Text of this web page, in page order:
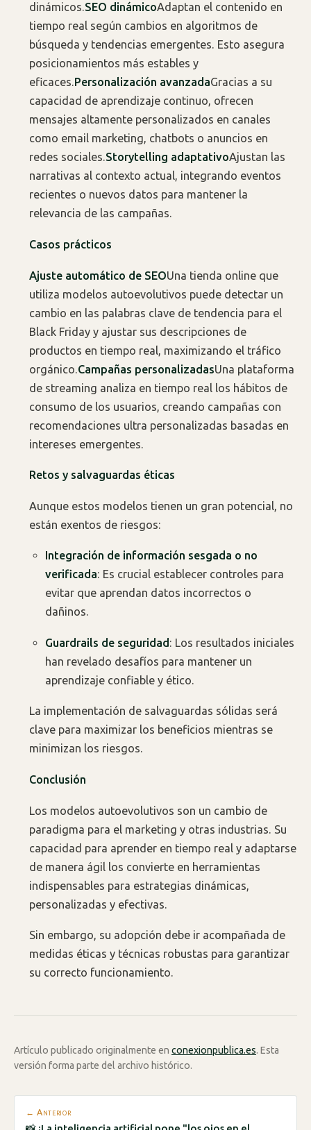
dinámicos.SEO dinámicoAdaptan el contenido en
tiempo real según cambios en algoritmos de
búsqueda y tendencias emergentes. Esto asegura
posicionamientos más estables y
eficaces.Personalización avanzadaGracias a su
capacidad de aprendizaje continuo, ofrecen
mensajes altamente personalizados en canales
como email marketing, chatbots o anuncios en
redes sociales.Storytelling adaptativoAjustan las
narrativas al contexto actual, integrando eventos
recientes o nuevos datos para mantener la
relevancia de las campañas.
Casos prácticos
Ajuste automático de SEOUna tienda online que
utiliza modelos autoevolutivos puede detectar un
cambio en las palabras clave de tendencia para el
Black Friday y ajustar sus descripciones de
productos en tiempo real, maximizando el tráfico
orgánico. Campañas personalizadasUna plataforma
de streaming analiza en tiempo real los hábitos de
consumo de los usuarios, creando campañas con
recomendaciones ultra personalizadas basadas en
intereses emergentes.
Retos y salvaguardas éticas
Aunque estos modelos tienen un gran potencial, no
están exentos de riesgos:
Integración de información sesgada o no
verificada: Es crucial establecer controles para
evitar que aprendan datos incorrectos o
dañinos.
Guardrails de seguridad: Los resultados iniciales
han revelado desafíos para mantener un
aprendizaje confiable y ético.
La implementación de salvaguardas sólidas será
clave para maximizar los beneficios mientras se
minimizan los riesgos.
Conclusión
Los modelos autoevolutivos son un cambio de
paradigma para el marketing y otras industrias. Su
capacidad para aprender en tiempo real y adaptarse
de manera ágil los convierte en herramientas
indispensables para estrategias dinámicas,
personalizadas y efectivas.
Sin embargo, su adopción debe ir acompañada de
medidas éticas y técnicas robustas para garantizar
su correcto funcionamiento.
Artículo publicado originalmente en conexionpublica.es. Esta
versión forma parte del archivo histórico.
← Anterior